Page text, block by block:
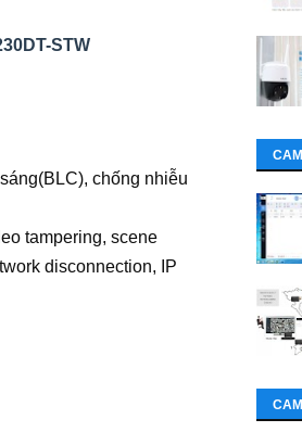
STW
chống nhiễu
tampering, scene
disconnection, IP